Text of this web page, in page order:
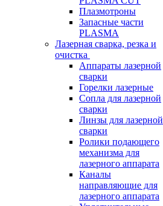
Плазмотроны
Запасные части
PLASMA
Лазерная сварка, резка и
очистка
Аппараты лазерной
сварки
Горелки лазерные
Сопла для лазерной
сварки
Линзы для лазерной
сварки
Ролики подающего
механизма для
лазерного аппарата
Каналы
направляющие для
лазерного аппарата